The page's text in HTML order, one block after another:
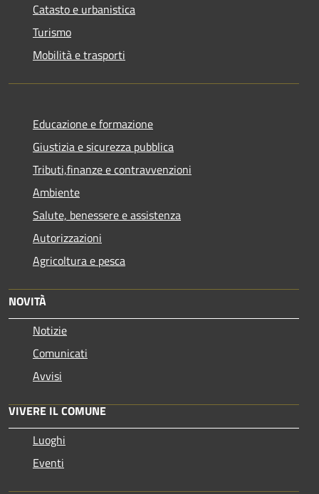
Catasto e urbanistica
Turismo
Mobilità e trasporti
Educazione e formazione
Giustizia e sicurezza pubblica
Tributi,finanze e contravvenzioni
Ambiente
Salute, benessere e assistenza
Autorizzazioni
Agricoltura e pesca
NOVITÀ
Notizie
Comunicati
Avvisi
VIVERE IL COMUNE
Luoghi
Eventi